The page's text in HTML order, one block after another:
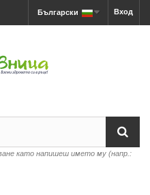
Вход
Български
като напишеш името му (напр.: